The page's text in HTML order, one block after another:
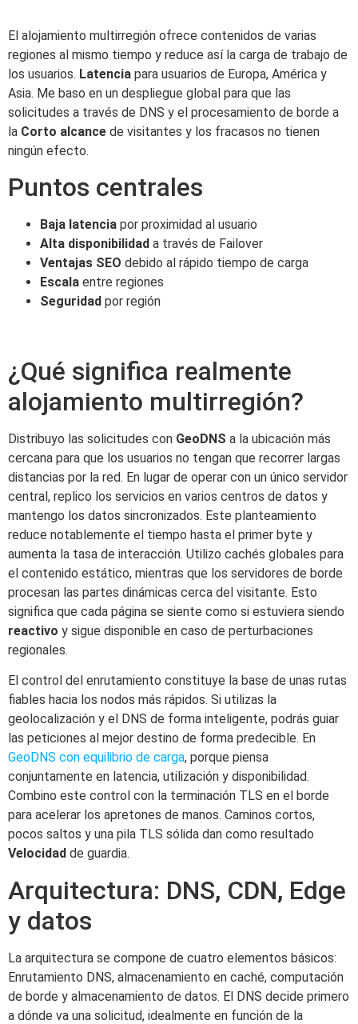
El alojamiento multirregión ofrece contenidos de varias
regiones al mismo tiempo y reduce así la carga de trabajo de
los usuarios. Latencia para usuarios de Europa, América y
Asia. Me baso en un despliegue global para que las
solicitudes a través de DNS y el procesamiento de borde a
la Corto alcance de visitantes y los fracasos no tienen
ningún efecto.
Puntos centrales
Baja latencia por proximidad al usuario
Alta disponibilidad a través de Failover
Ventajas SEO debido al rápido tiempo de carga
Escala entre regiones
Seguridad por región
¿Qué significa realmente
alojamiento multirregión?
Distribuyo las solicitudes con GeoDNS a la ubicación más
cercana para que los usuarios no tengan que recorrer largas
distancias por la red. En lugar de operar con un único servidor
central, replico los servicios en varios centros de datos y
mantengo los datos sincronizados. Este planteamiento
reduce notablemente el tiempo hasta el primer byte y
aumenta la tasa de interacción. Utilizo cachés globales para
el contenido estático, mientras que los servidores de borde
procesan las partes dinámicas cerca del visitante. Esto
significa que cada página se siente como si estuviera siendo
reactivo y sigue disponible en caso de perturbaciones
regionales.
El control del enrutamiento constituye la base de unas rutas
fiables hacia los nodos más rápidos. Si utilizas la
geolocalización y el DNS de forma inteligente, podrás guiar
las peticiones al mejor destino de forma predecible. En
GeoDNS con equilibrio de carga, porque piensa
conjuntamente en latencia, utilización y disponibilidad.
Combino este control con la terminación TLS en el borde
para acelerar los apretones de manos. Caminos cortos,
pocos saltos y una pila TLS sólida dan como resultado
Velocidad de guardia.
Arquitectura: DNS, CDN, Edge
y datos
La arquitectura se compone de cuatro elementos básicos:
Enrutamiento DNS, almacenamiento en caché, computación
de borde y almacenamiento de datos. El DNS decide primero
a dónde va una solicitud, idealmente en función de la